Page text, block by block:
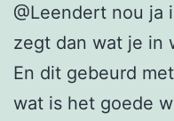
@Leendert nou ja
zegt dan wat je in
En dit gebeurd
wat is het goede